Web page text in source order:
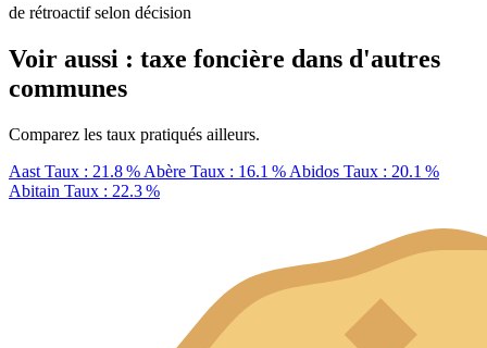
de rétroactif selon décision
Voir aussi : taxe foncière dans d'autres
communes
Comparez les taux pratiqués ailleurs.
Aast Taux : 21.8 % Abère Taux : 16.1 % Abidos Taux : 20.1 %
Abitain Taux : 22.3 %